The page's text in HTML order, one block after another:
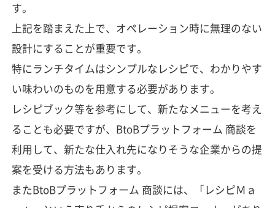
す。
上記を踏まえた上で、オペレーション時に無理のない
設計にすることが重要です。
特にランチタイムはシンプルなレシピで、わかりやす
い味わいのものを用意する必要があります。
レシピブック等を参考にして、新たなメニューを考え
ることも必要ですが、BtoBプラットフォーム 商談を
利用して、新たな仕入れ先になりそうな企業からの提
案を受ける方法もあります。
またBtoBプラットフォーム 商談には、「レシピＭａ